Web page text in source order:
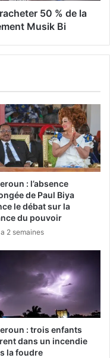
50 % de la
Musik Bi
: l’absence
de Paul Biya
le débat sur la
du pouvoir
2 semaines
: trois enfants
dans un incendie
la foudre